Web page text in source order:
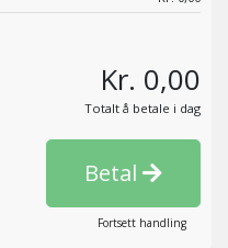
Kr. 0,00
Totalt å betale i dag
Betal
Fortsett handling